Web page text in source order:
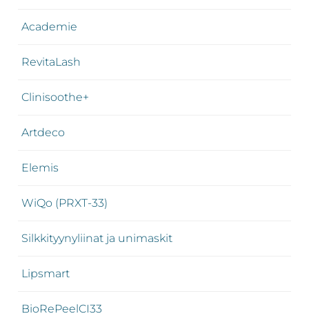
Academie
RevitaLash
Clinisoothe+
Artdeco
Elemis
WiQo (PRXT-33)
Silkkityynyliinat ja unimaskit
Lipsmart
BioRePeelCI33